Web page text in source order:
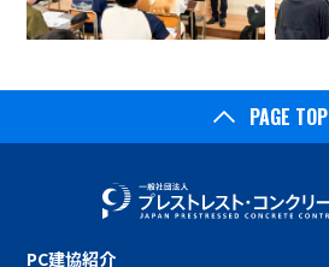
PAGE TOP
PC建協紹介